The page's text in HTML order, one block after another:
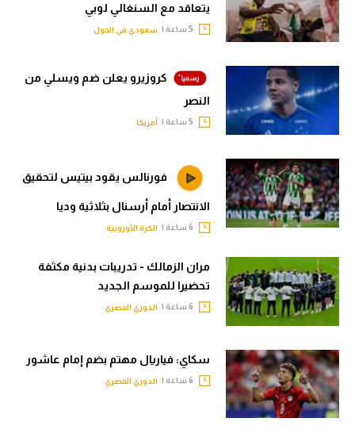
يتعاقد مع السنغالي لوبي
سعودي في الجول
كروزيرو يعلن ضم ويسلي من
النصر
أمريكا
فورنالس يقود بيتيس لتحقيق
الانتصار أمام أرسنال بثلاثية وديا
الكرة الأوروبية
مران الزمالك - تدريبات بدنية مكثفة
تحضيرا للموسم الجديد
الدوري المصري
سكاي: فياريال مهتم بضم إمام عاشور
الدوري المصري